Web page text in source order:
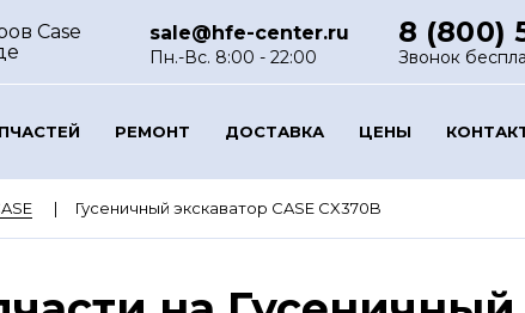
Case
sale@hfe-center.ru
Пн.-Вс. 8:00 - 22:00
8 (800)
Звонок
РЕМОНТ ДОСТАВКА ЦЕНЫ
Гусеничный экскаватор CASE CX370B